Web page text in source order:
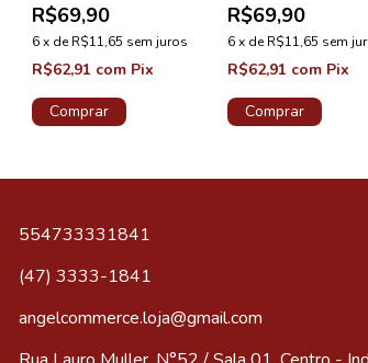
R$69,90
6 x deR$11,65 sem juros
R$62,91 com Pix
Comprar
Chocolate
R$69,90
6x deR$11,65 sem
R$62,91 com Pix
Comprar
554733331841
(47) 3333-1841
angelcommerce.loja@gmail.com